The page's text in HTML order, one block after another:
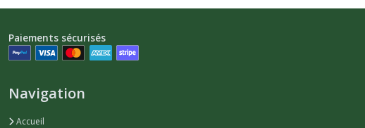
Paiements sécurisés
Navigation
Accueil